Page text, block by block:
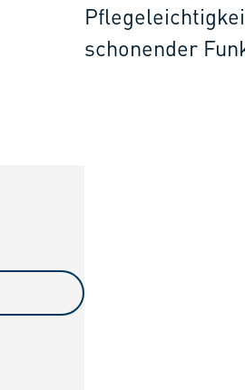
schonender